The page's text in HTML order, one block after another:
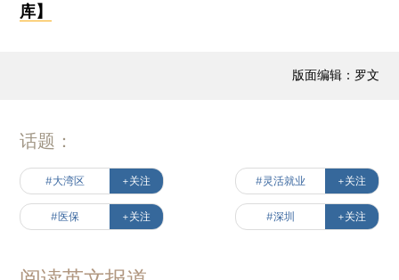
库】
版面编辑：罗文
话题：
#大湾区 +关注 #灵活就业 +关注
#医保 +关注 #深圳 +关注